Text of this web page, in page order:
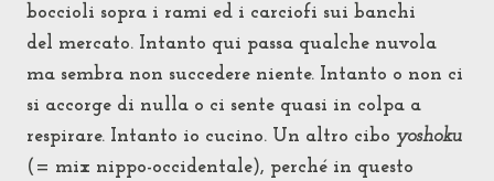
boccioli sopra i rami ed i carciofi sui banchi
del mercato. Intanto qui passa qualche nuvola
ma sembra non succedere niente. Intanto o non ci
si accorge di nulla o ci sente quasi in colpa a
respirare. Intanto io cucino. Un altro cibo yoshoku
(= mix nippo-occidentale), perché in questo